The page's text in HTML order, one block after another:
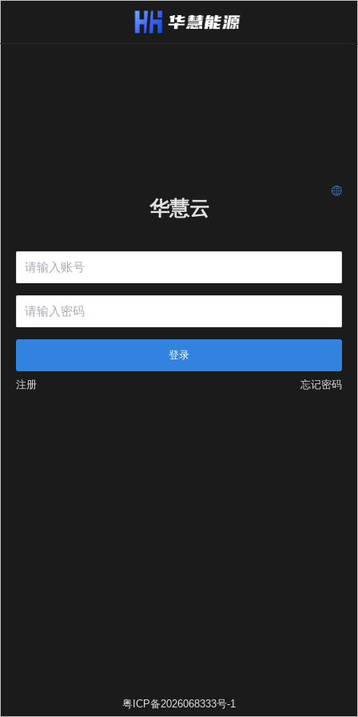
华慧云
登录
注册 忘记密码
粤ICP备2026068333号-1